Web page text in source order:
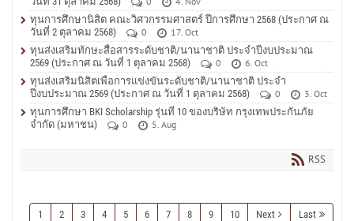
ทุนการศึกษานิสิต คณะวิศวกรรมศาสตร์ ปีการศึกษา 2568 (ประกาศ ณ
วันที่ 2 ตุลาคม 2568)
0
17. Oct
ทุนส่งเสริมทักษะสื่อสารระดับชาติ/นานาชาติ ประจำปีงบประมาณ
2569 (ประกาศ ณ วันที่ 1 ตุลาคม 2568)
0
6. Oct
ทุนส่งเสริมนิสิตเพื่อการแข่งขันระดับชาติ/นานาชาติ ประจำ
ปีงบประมาณ 2569 (ประกาศ ณ วันที่ 1 ตุลาคม 2568)
0
3. Oct
ทุนการศึกษา BKI Scholarship รุ่นที่ 10 ของบริษัท กรุงเทพประกันภัย
จำกัด (มหาชน)
0 5. Aug
RSS
1 2 3 4 5 6 7 8 9 10 Next Last